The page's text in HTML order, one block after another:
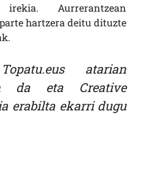
Aurrerantzean
hartzera deitu dituzte
atarian
da eta Creative
erabilta ekarri dugu